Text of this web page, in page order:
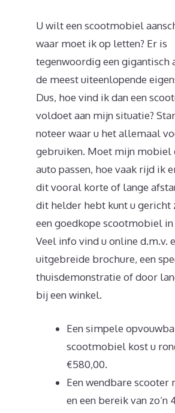
U wilt een scootmobiel
waar moet ik op letten? Er is
tegenwoordig een gigantisch
de meest uiteenlopende
Dus, hoe vind ik dan een
voldoet aan mijn situatie?
noteer waar u het allemaal
gebruiken. Moet mijn mobiel
auto passen, hoe vaak rijd ik
dit vooral korte of lange
dit helder hebt kunt u gericht
een goedkope scootmobiel
Veel info vind u online d.m.v.
uitgebreide brochure, een
thuisdemonstratie of door
bij een winkel.
Een simpele
scootmobiel kost u
€580,00.
Een wendbare scooter
en een bereik van zo’n